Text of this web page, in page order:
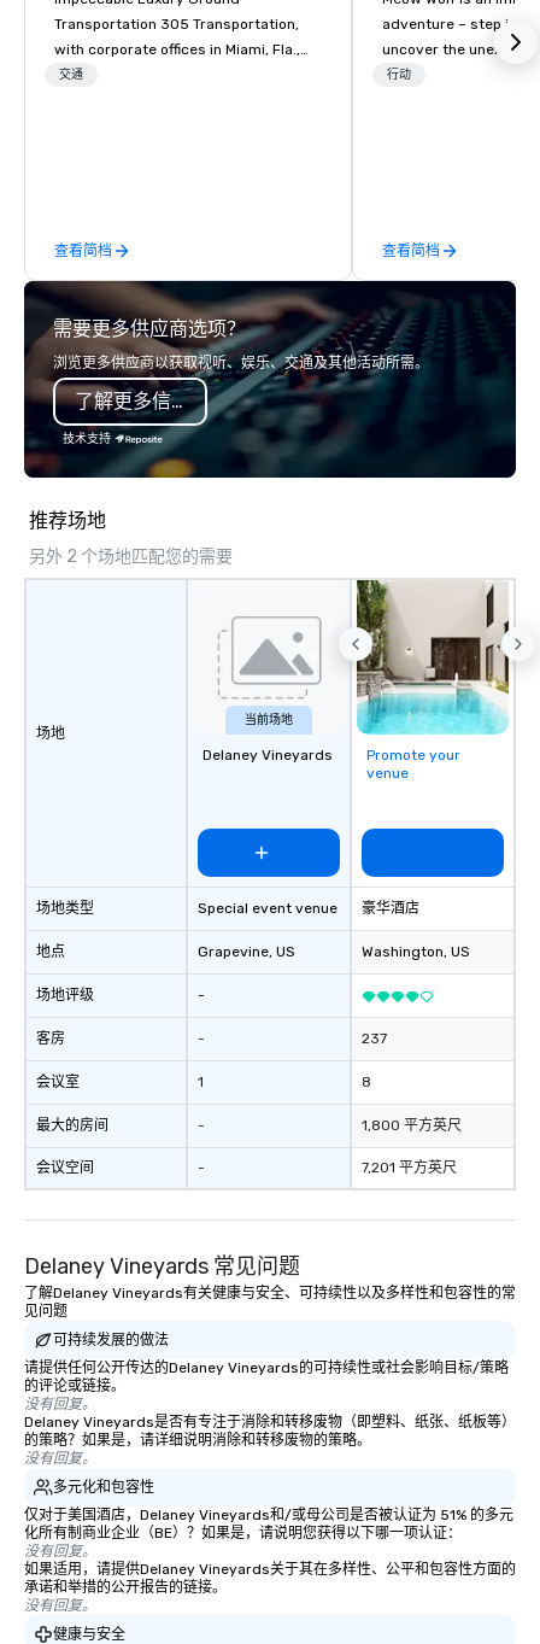
Transportation 305 Transportation,
with corporate offices in Miami, Fla.,
combines over 15 years of experience
industry are delivered to you allowing
you to experience elite ground
transportation services for all your
travel needs. Unique in our approach,
305 Transportation offers flexible,
reliable and convenient local, national
and international travel solutions and
transportation options for secure,
comfortable, and reliable service, both
in the air and on the ground. Executive
Planners, Travel Agents and Leisure
Travelers all look to the leader in
global transportation services for
needs. 305 Transportation is driven to
provide consistently superior service
that will exceed your every
expectation. By always going the
extra mile and delivering exceptional
attention to detail 305 Transportation
交通
查看简档
adventure – step
uncover the
行动
查看简档
需要更多供应商选项？
浏览更多供应商以获取视听、娱乐、交通及其他活动所需。
了解更多信息
技术支持
推荐场地
另外 2 个场地匹配您的需要
场地
场地类型
地点
场地评级
客房
会议室
最大的房间
会议空间
当前场地
Delaney Vineyards
Special event venue
Grapevine, US
-
-
1
-
-
Promote your
venue
豪华酒店
Washington, US
237
8
1,800 平方英尺
7,201 平方英尺
Delaney Vineyards 常见问题
了解Delaney Vineyards有关健康与安全、可持续性以及多样性和包容性的常
见问题
可持续发展的做法
请提供任何公开传达的Delaney Vineyards的可持续性或社会影响目标/策略
的评论或链接。
没有回复。
Delaney Vineyards是否有专注于消除和转移废物（即塑料、纸张、纸板等）
的策略？如果是，请详细说明消除和转移废物的策略。
没有回复。
多元化和包容性
仅对于美国酒店，Delaney Vineyards和/或母公司是否被认证为 51% 的多元
化所有制商业企业（BE）？如果是，请说明您获得以下哪一项认证：
没有回复。
如果适用，请提供Delaney Vineyards关于其在多样性、公平和包容性方面的
承诺和举措的公开报告的链接。
没有回复。
健康与安全